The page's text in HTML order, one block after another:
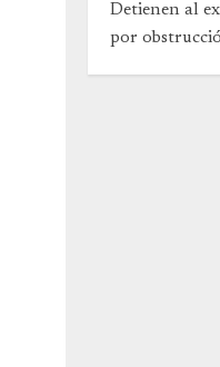
Detienen al
por